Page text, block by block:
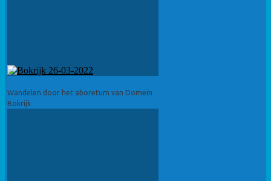
Wandelen door het aboretum van Domein
Bokrijk